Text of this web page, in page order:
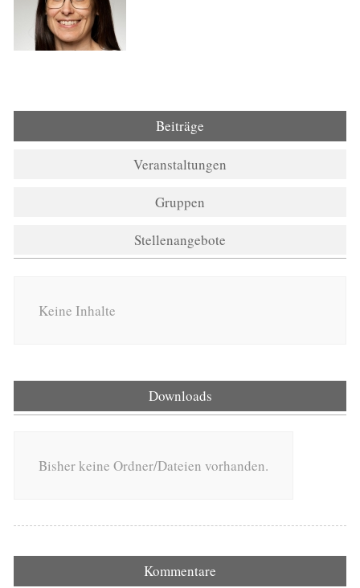
Beiträge
Veranstaltungen
Gruppen
Stellenangebote
Keine Inhalte
Downloads
Bisher keine Ordner/Dateien vorhanden.
Kommentare